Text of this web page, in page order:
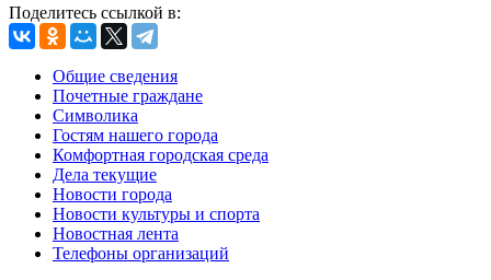
Поделитесь ссылкой в:
Общие сведения
Почетные граждане
Символика
Гостям нашего города
Комфортная городская среда
Дела текущие
Новости города
Новости культуры и спорта
Новостная лента
Телефоны организаций